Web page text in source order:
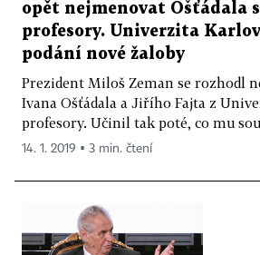
opět nejmenovat Ošťádala
profesory. Univerzita
podání nové žaloby
Prezident Miloš Zeman se rozhodl
Ivana Ošťádala a Jiřího Fajta z
profesory. Učinil tak poté, co mu
14. 1. 2019 ▪ 3 min. čtení